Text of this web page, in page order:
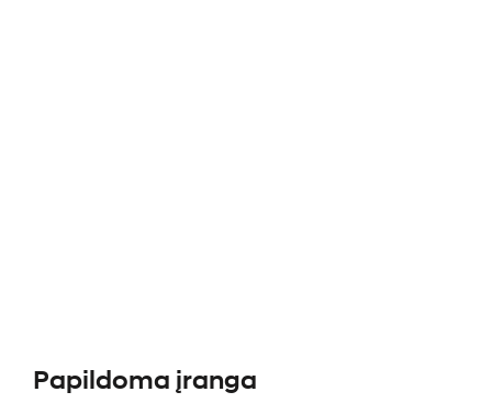
Papildoma įranga